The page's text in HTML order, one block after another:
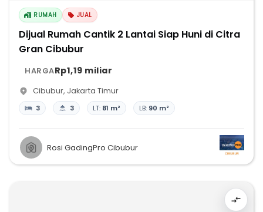
RUMAH JUAL
Dijual Rumah Cantik 2 Lantai Siap Huni di Citra
Gran Cibubur
HARGARp1,19 miliar
Cibubur, Jakarta Timur
3 3 LT: 81 m² LB: 90 m²
Rosi GadingPro Cibubur